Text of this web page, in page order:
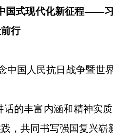
式现代化新征程——
行
中国人民抗日战争暨
的丰富内涵和精神实
，共同书写强国复兴崭